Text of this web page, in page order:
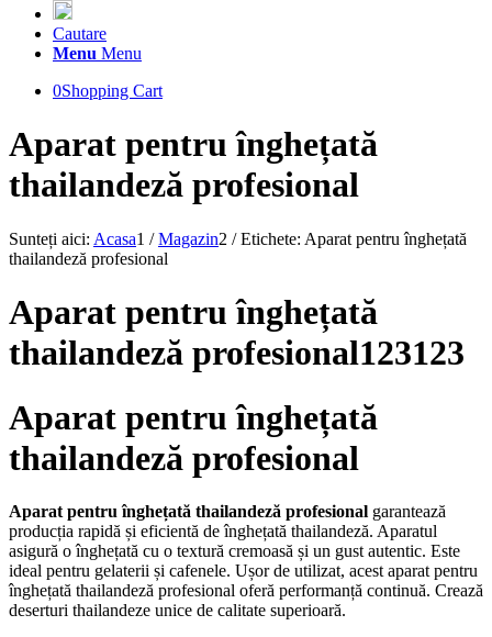
Cautare
Menu Menu
0Shopping Cart
Aparat pentru înghețată
thailandeză profesional
Sunteți aici: Acasa1 / Magazin2 / Etichete: Aparat pentru înghețată
thailandeză profesional
Aparat pentru înghețată
thailandeză profesional123123
Aparat pentru înghețată
thailandeză profesional
Aparat pentru înghețată thailandeză profesional garantează
producția rapidă și eficientă de înghețată thailandeză. Aparatul
asigură o înghețată cu o textură cremoasă și un gust autentic. Este
ideal pentru gelaterii și cafenele. Ușor de utilizat, acest aparat pentru
înghețată thailandeză profesional oferă performanță continuă. Crează
deserturi thailandeze unice de calitate superioară.